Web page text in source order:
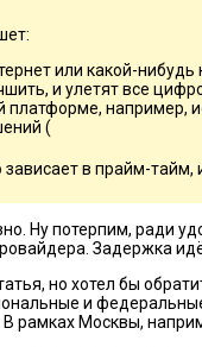
или какой-
и улетят все
платформе, например,
(
в прайм-тайм,
Ну потерпим, ради
Задержка
но хотел бы
и
рамках Москвы,